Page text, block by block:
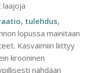
laajoja
tulehdus,
lopussa mainitaan
Kasvaimiin liittyy
krooninen
nähdään